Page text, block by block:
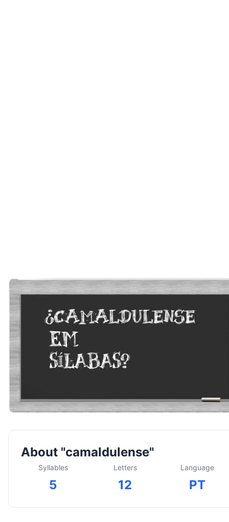
About "camaldulense"
Syllables
5
Letters
12
Language
PT